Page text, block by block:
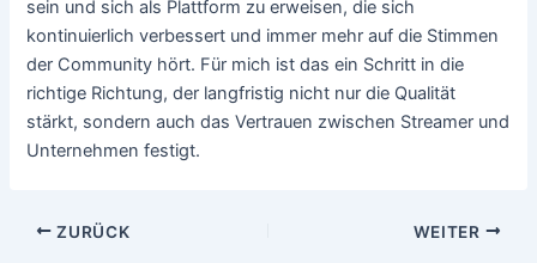
sein und sich als Plattform zu erweisen, die sich
kontinuierlich verbessert und immer mehr auf die Stimmen
der Community hört. Für mich ist das ein Schritt in die
richtige Richtung, der langfristig nicht nur die Qualität
stärkt, sondern auch das Vertrauen zwischen Streamer und
Unternehmen festigt.
Beitragsnavigation
ZURÜCK WEITER